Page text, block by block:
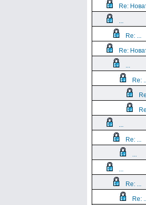
Re:
...
Re: ...
Re:
...
Re:
...
Re: ...
...
...
Re: ...
Re: